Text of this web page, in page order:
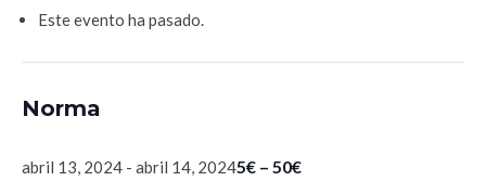
Este evento ha pasado.
Norma
abril 13, 2024 - abril 14, 20245€ – 50€